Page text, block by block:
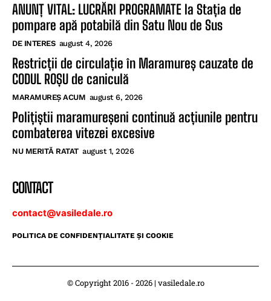
ANUNȚ VITAL: LUCRĂRI PROGRAMATE la Stația de
pompare apă potabilă din Satu Nou de Sus
DE INTERES august 4, 2026
Restricții de circulație în Maramureș cauzate de
CODUL ROȘU de caniculă
MARAMUREȘ ACUM august 6, 2026
Polițiștii maramureșeni continuă acțiunile pentru
combaterea vitezei excesive
NU MERITĂ RATAT august 1, 2026
CONTACT
contact@vasiledale.ro
POLITICA DE CONFIDENŢIALITATE ŞI COOKIE
© Copyright 2016 - 2026 | vasiledale.ro